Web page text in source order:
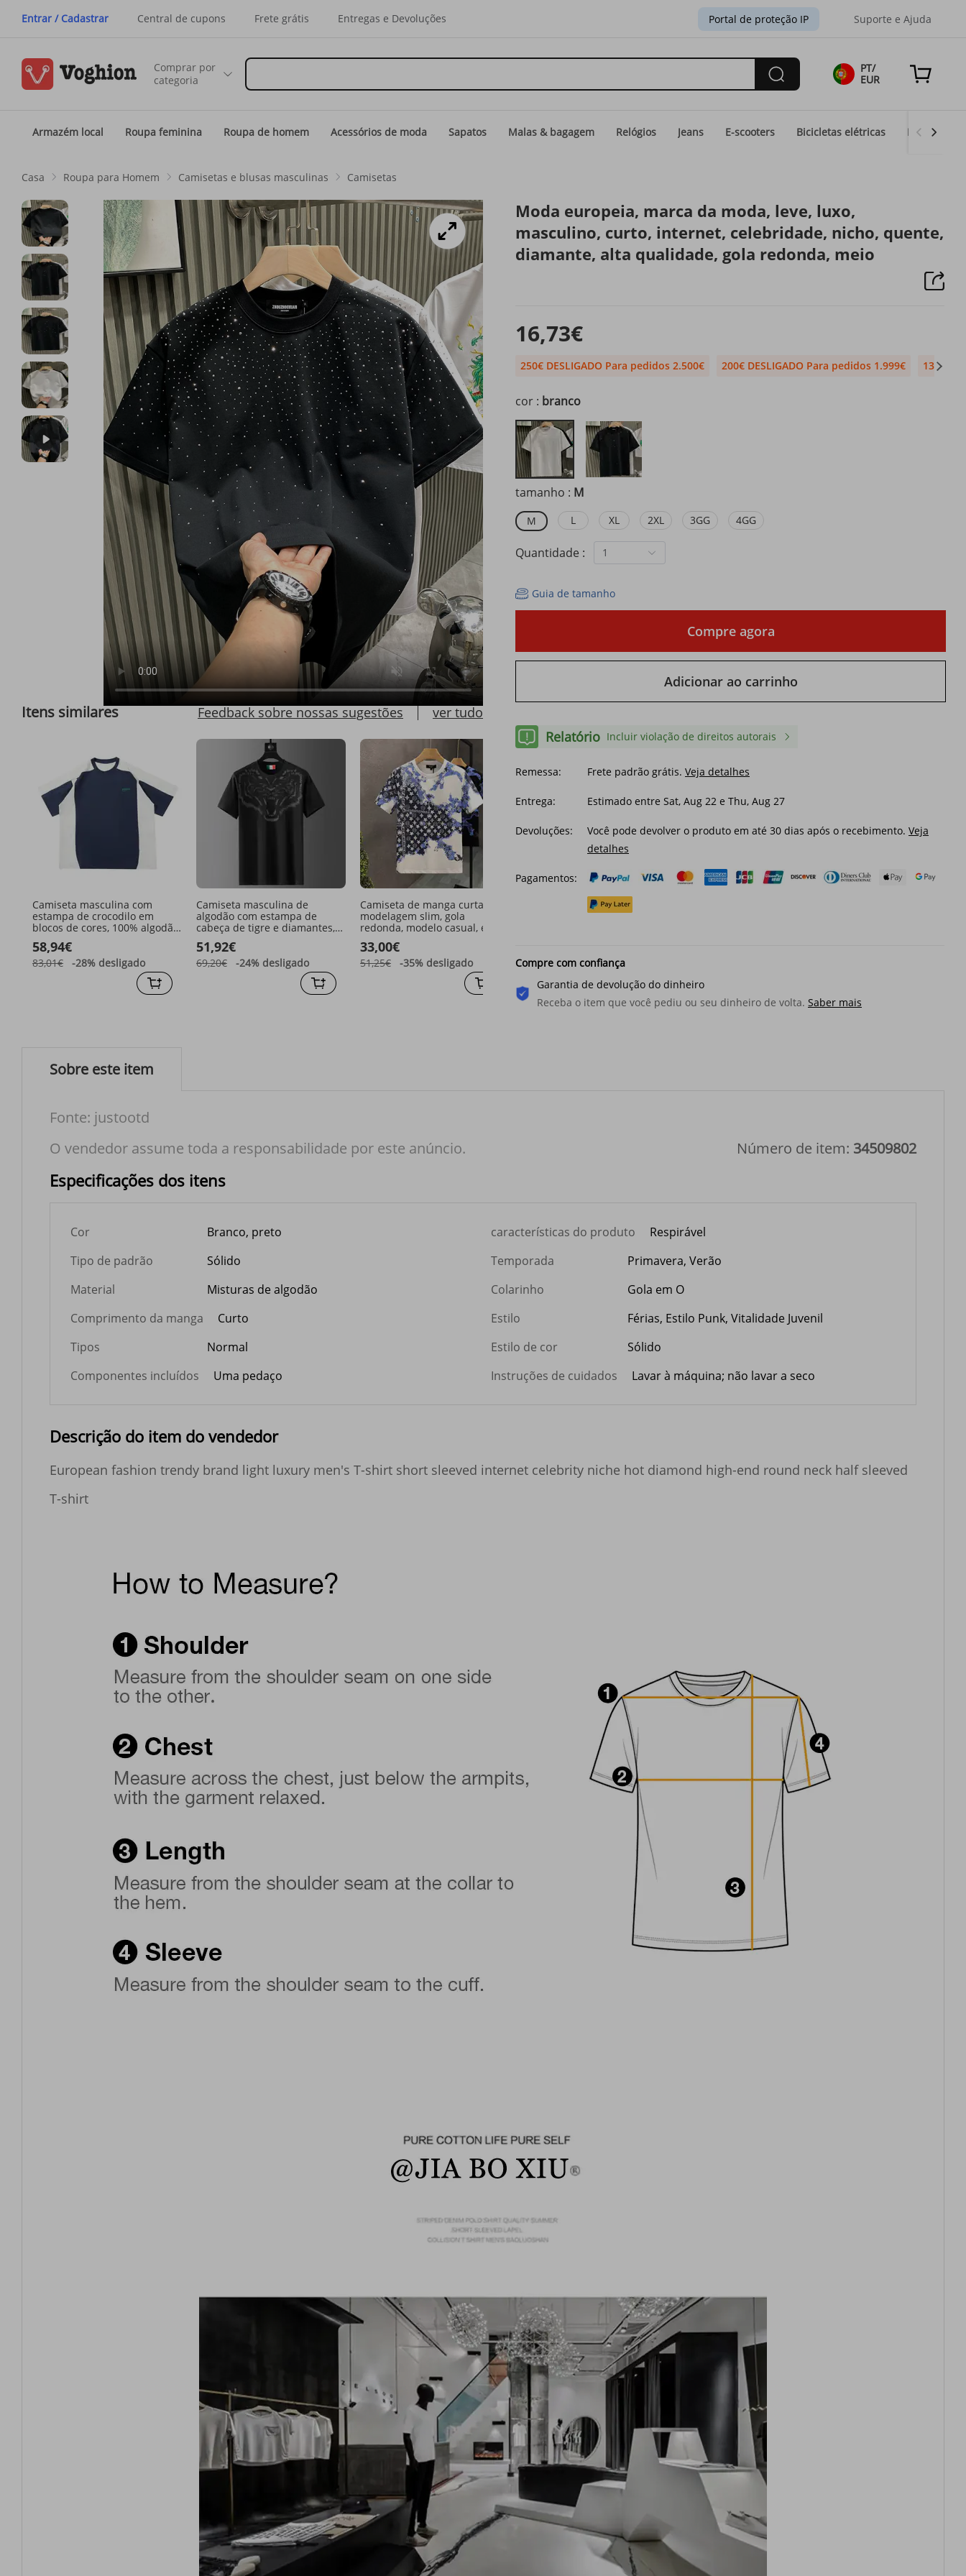
Entrar / Cadastrar Central de cupons Frete grátis Entregas e Devoluções Portal de proteção IP Suporte e Ajuda
Comprar por
categoria
PT/
EUR
Armazém local Roupa feminina Roupa de homem Acessórios de moda Sapatos Malas & bagagem Relógios Jeans E-scooters Bicicletas elétricas Moda Eid
Casa Roupa para Homem Camisetas e blusas masculinas Camisetas
Visão completa
Itens similares Feedback sobre nossas sugestões ver tudo
Camiseta masculina com
estampa de crocodilo em
blocos de cores, 100% algodão,
design patchwork, modelagem
esportiva.
58,94€
83,01€ -28% desligado
Camiseta masculina de
algodão com estampa de
cabeça de tigre e diamantes,
gola redonda e manga curta,
ideal para momentos de lazer
no verão.
51,92€
69,20€ -24% desligado
Camiseta de manga curta,
modelagem slim, gola
redonda, modelo casual, estilo
coreano, lançamento 2026
para o verão.
33,00€
51,25€ -35% desligado
Camiseta masculina Cross-
Border Spring 230G 100%
79,11€ -34%desligado
Moda europeia, marca da moda, leve, luxo,
masculino, curto, internet, celebridade, nicho, quente,
diamante, alta qualidade, gola redonda, meio
16,73€
250€ DESLIGADO Para pedidos 2.500€ 200€ DESLIGADO Para pedidos 1.999€ 130€
cor : branco
tamanho : M
M L XL 2XL 3GG 4GG
Quantidade : 1
Guia de tamanho
Compre agora
Adicionar ao carrinho
Relatório Incluir violação de direitos autorais
Remessa: Frete padrão grátis. Veja detalhes
Entrega: Estimado entre Sat, Aug 22 e Thu, Aug 27
Devoluções: Você pode devolver o produto em até 30 dias após o recebimento. Veja
detalhes
Pagamentos:
Compre com confiança
Garantia de devolução do dinheiro
Receba o item que você pediu ou seu dinheiro de volta. Saber mais
Sobre este item
Fonte: justootd
O vendedor assume toda a responsabilidade por este anúncio.
Número de item: 34509802
Especificações dos itens
Cor Branco, preto características do produto
Respirável
Tipo de padrão
Sólido Temporada
Primavera, Verão
Material
Misturas de algodão Colarinho
Gola em O
Comprimento da manga
Curto Estilo
Férias, Estilo Punk, Vitalidade Juvenil
Tipos
Normal Estilo de cor
Sólido
Componentes incluídos
Uma pedaço Instruções de cuidados Lavar à máquina; não lavar a seco
Descrição do item do vendedor
European fashion trendy brand light luxury men's T-shirt short sleeved internet celebrity niche hot diamond high-end round neck half sleeved
T-shirt